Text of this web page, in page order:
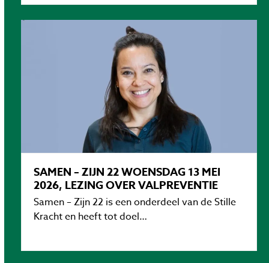
SAMEN – ZIJN 22 WOENSDAG 13 MEI
2026, LEZING OVER VALPREVENTIE
Samen – Zijn 22 is een onderdeel van de Stille
Kracht en heeft tot doel…